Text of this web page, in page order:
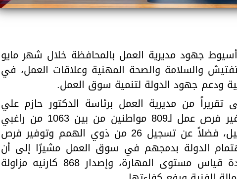
جهود مديرية العمل بالمحافظة خلال شهر مايو
والسلامة والصحة المهنية وعلاقات العمل، في
ودعم جهود الدولة لتنمية سوق العمل.
من مديرية العمل برئاسة الدكتور حازم علي
حسين وكيل الوزارة، تضمن توفير فرص عمل لـ809 مواطنين من بين 1063 من راغبي
العمل المسجلين بمكاتب التشغيل، فضلاً عن تسجيل 26 من ذوي الهمم وتوفير فرص
اهتمام الدولة بدمجهم في سوق العمل مشيرًا إلى أن
المديرية قامت بمنح 868 شهادة قياس مستوى المهارة، وإصدار 868 كارنيه مزاولة